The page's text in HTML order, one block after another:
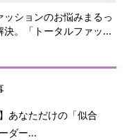
ッションのお悩みまるっ
決。「トータルファッ...
あなただけの「似合
ダー...